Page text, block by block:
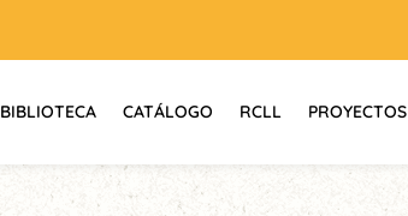
BIBLIOTECA CATÁLOGO RCLL PROYECTOS